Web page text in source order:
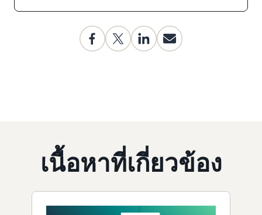
เนื้อหาที่เกี่ยวข้อง